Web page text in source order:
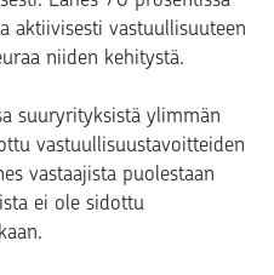
aktiivisesti vastuullisuuteen
niiden kehitystä.
suuryrityksistä ylimmän
vastuullisuustavoitteiden
vastaajista puolestaan
ei ole sidottu